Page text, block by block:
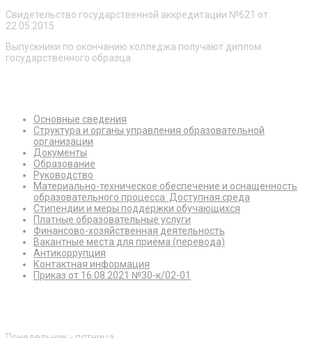
Свидетельство государственной аккредитации №621 от
22.05.2015
Выпускники по окончанию колледжа получают диплом
государственного образца
Основные сведения
Структура и органы управления образовательной
организации
Документы
Образование
Руководство
Материально-техническое обеспечение и оснащенность
образовательного процесса. Доступная среда
Стипендии и меры поддержки обучающихся
Платные образовательные услуги
Финансово-хозяйственная деятельность
Вакантные места для приёма (перевода)
Антикоррупция
Контактная информация
Приказ от 16.08.2021 №30-к/02-01